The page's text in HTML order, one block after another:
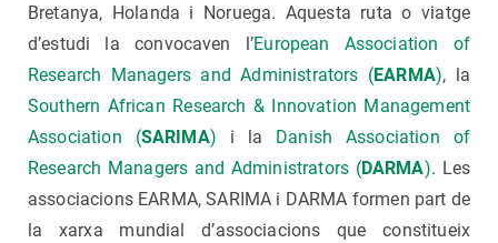
Bretanya, Holanda i Noruega. Aquesta ruta o viatge
d’estudi la convocaven l’European Association of
Research Managers and Administrators (EARMA), la
Southern African Research & Innovation Management
Association (SARIMA) i la Danish Association of
Research Managers and Administrators (DARMA). Les
associacions EARMA, SARIMA i DARMA formen part de
la xarxa mundial d’associacions que constitueix